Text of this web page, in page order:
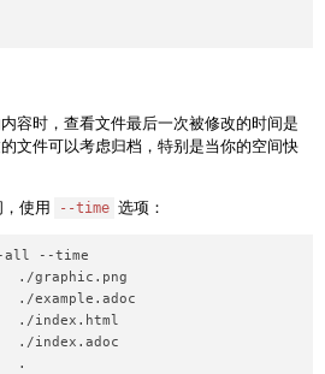
容时，查看文件最后一次被修改的时间是
文件可以考虑归档，特别是当你的空间快
使用 --time 选项：
all --time
./graphic.png
./example.adoc
./index.html
./index.adoc